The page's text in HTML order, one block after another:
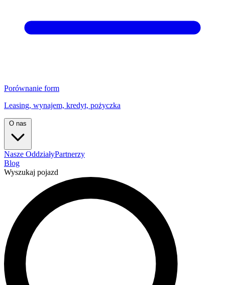
Porównanie form
Leasing, wynajem, kredyt, pożyczka
O nas
Nasze OddziałyPartnerzy
Blog
Wyszukaj pojazd